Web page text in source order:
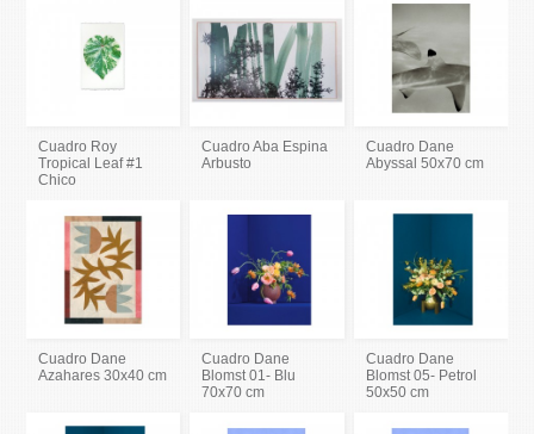
Cuadro Roy
Tropical Leaf #1
Chico
Cuadro Aba Espina
Arbusto
Cuadro Dane
Abyssal 50x70 cm
Cuadro Dane
Azahares 30x40 cm
Cuadro Dane
Blomst 01- Blu
70x70 cm
Cuadro Dane
Blomst 05- Petrol
50x50 cm